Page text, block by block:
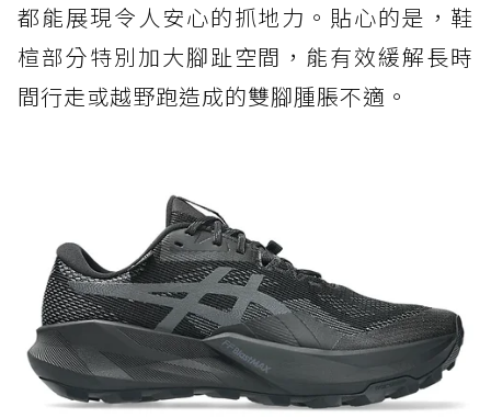
都能展現令人安心的抓地力。貼心的是，鞋
楦部分特別加大腳趾空間，能有效緩解長時
間行走或越野跑造成的雙腳腫脹不適。